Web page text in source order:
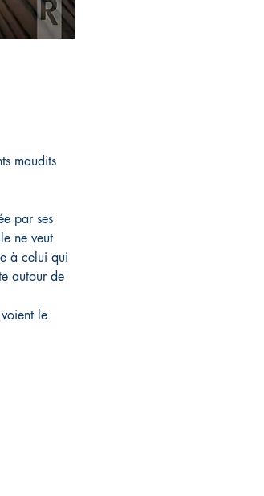
maudits
par ses
ne veut
à celui qui
autour de
le